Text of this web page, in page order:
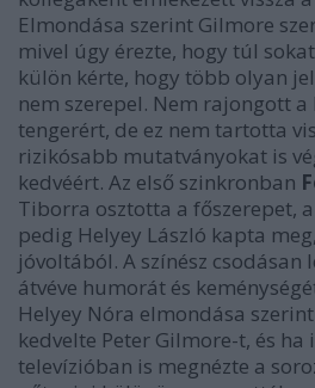
Elmondása szerint Gilmore
mivel úgy érezte, hogy túl
külön kérte, hogy több olyan
nem szerepel. Nem rajongott a
tengerért, de ez nem tartotta
rizikósabb mutatványokat is
kedvéért. Az első szinkronban
Tiborra osztotta a főszerepet,
pedig Helyey László kapta meg,
jóvoltából. A színész csodásan
átvéve humorát és
Helyey Nóra elmondása
kedvelte Peter Gilmore-t, és ha
televízióban is megnézte a